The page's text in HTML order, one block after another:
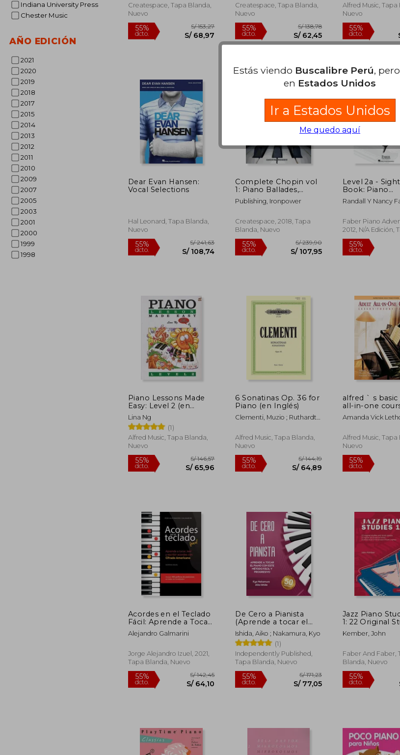
Indiana University Press
Chester Music
AÑO EDICIÓN
2021
2020
2019
2018
2017
2015
2014
2013
2012
2011
2010
2009
2007
2005
2003
2001
2000
1999
1998
Createspace, Tapa Blanda,
Nuevo
55%
dcto. S/ 68,97
Createspace, Tapa Blanda,
Nuevo
dcto. S/ 62,45
Alfred Music, Tapa
Nuevo
Dear Evan Hansen:
Vocal Selections
Hal Leonard, Tapa Blanda,
Nuevo
55%
Complete Chopin vol
1: Piano Ballades,
Etudes, Nocturnes,
Preludes, and Waltzes
Publishing, Ironpower
Createspace, 2018, Tapa
Blanda, Nuevo
55% S/ 239,90
Level 2a -
Book: Piano
Adventures (en
Randall Y Nancy
Faber Piano
2012, N/A Edición,
Blanda, Nuevo
Piano Lessons Made
Easy: Level 2 (en
Inglés)
Lina Ng
(1)
Alfred Music, Tapa Blanda,
Nuevo
55%
dcto.
S/ 146,57
S/ 65,96
6 Sonatinas Op. 36 for
Piano (en Inglés)
Clementi, Muzio ; Ruthardt,
Alfred Music, Tapa Blanda,
Nuevo
55%
dcto.
S/ 144,19
S/ 64,89
alfred ` s basic
all-in-one
1: lesson, theory,
technic [with
Amanda Vick
Alfred Music, Tapa
Nuevo
Acordes en el Teclado
Fácil: Aprende a Tocar,
Leer y Escribir Acordes
con Cifrado Americano
Alejandro Galmarini
Jorge Alejandro Izuel, 2021,
Tapa Blanda, Nuevo
De Cero a Pianista
(Aprende a tocar el
piano con este
método fácil y
progresivo)
Ishida, Aiko ; Nakamura, Kyo
(1)
Independently Published,
Tapa Blanda, Nuevo
Jazz Piano
1: 22 Original
and Study
Inglés)
Kember, John
Faber And Faber,
Blanda, Nuevo
Estás viendo Buscalibre Perú,
en Estados Unidos
Ir a Estados Unidos
Me quedo aquí